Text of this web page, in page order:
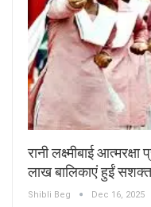
रानी लक्ष्मीबाई
लाख बालिकाएं हुईं सशक्त
Shibli Beg Dec 16, 2025